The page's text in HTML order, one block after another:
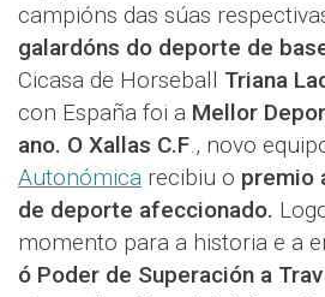
campións das súas
galardóns do deporte de
Cicasa de Horseball Triana
con España foi a Mellor
ano. O Xallas C.F., novo
Autonómica recibiu o premio
de deporte afeccionado.
momento para a historia e a
ó Poder de Superación a